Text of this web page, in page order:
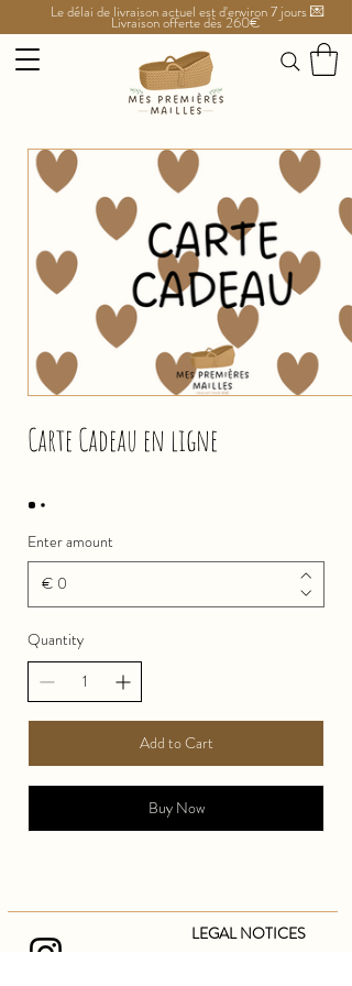
Le délai de livraison actuel est d'environ 7 jours 💌
Livraison offerte dès 260€
Carte Cadeau en ligne
Enter amount
€
Quantity
Add to Cart
Buy Now
LEGAL NOTICES